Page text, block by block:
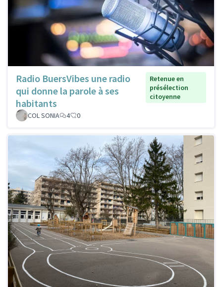
Radio BuersVibes une radio
qui donne la parole à ses
habitants
Retenue en
présélection
citoyenne
COL SONIA 4 0